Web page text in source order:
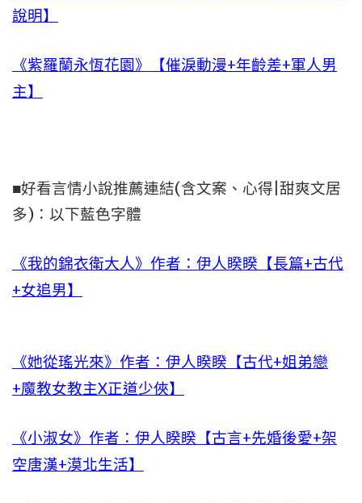
說明】
《紫羅蘭永恆花園》【催淚動漫+年齡差+軍人男
主】
■好看言情小說推薦連結(含文案、心得|甜爽文居
多)：以下藍色字體
《我的錦衣衛大人》作者：伊人睽睽【長篇+古代
+女追男】
《她從瑤光來》作者：伊人睽睽【古代+姐弟戀
+魔教女教主X正道少俠】
《小淑女》作者：伊人睽睽【古言+先婚後愛+架
空唐漢+漠北生活】